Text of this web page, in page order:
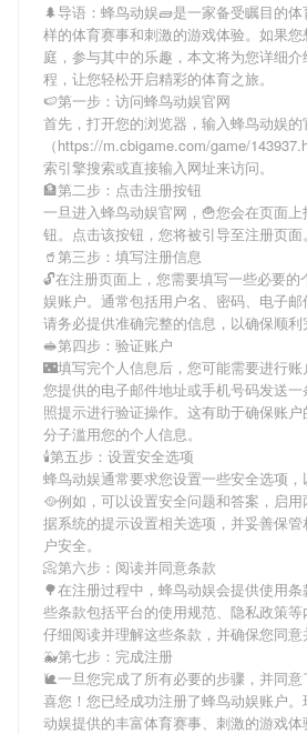
🌲导语： 蜂鸟动娱🧱是一家备受瞩目的
样的体育赛事和刺激的游戏体验。如果您
庭，参与其中的乐趣，本文将为您详细介
程，让您轻松开启精彩的体育之旅。
🍉第一步：访问蜂鸟动娱官网
首先，打开您的浏览器，输入蜂鸟动娱的
（https://m.cbigame.com/game/
索引擎搜索或直接输入网址来访问。
🏦第二步：点击注册按钮
一旦进入蜂鸟动娱官网，🍟您会在页面
钮。点击该按钮，您将被引导至注册页面。
🥤第三步：填写注册信息
🔓在注册页面上，您需要填写一些必要的
娱账户。通常包括用户名、密码、电子邮
请务必提供准确完整的信息，以确保顺利
🥪第四步：验证账户
🌃填写完个人信息后，您可能需要进行账
您提供的电子邮件地址或手机号码发送
照提示进行验证操作。这有助于确保账
分子滥用您的个人信息。
🕯第五步：设置安全选项
蜂鸟动娱通常要求您设置一些安全选项，
🥘例如，可以设置安全问题和答案，启
据系统的提示设置相关选项，并妥善保
户安全。
📀第六步：阅读并同意条款
🌳在注册过程中， 蜂鸟动娱会提供使用
些条款包括平台的使用规范、隐私政策
仔细阅读并理解这些条款，并确保您同意
🐳第七步：完成注册
🐌一旦您完成了所有必要的步骤，并同意
喜您！您已经成功注册了蜂鸟动娱账户
动娱提供的丰富体育赛事、刺激的游戏